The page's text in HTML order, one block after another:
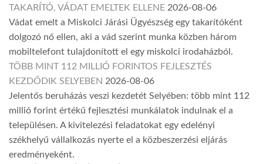
TAKARÍTÓ, VÁDAT EMELTEK ELLENE 2026-08-06
Vádat emelt a Miskolci Járási Ügyészség egy takarítóként
dolgozó nő ellen, aki a vád szerint munka közben három
mobiltelefont tulajdonított el egy miskolci irodaházból.
TÖBB MINT 112 MILLIÓ FORINTOS FEJLESZTÉS
KEZDŐDIK SELYEBEN 2026-08-06
Jelentős beruházás veszi kezdetét Selyében: több mint 112
millió forint értékű fejlesztési munkálatok indulnak el a
településen. A kivitelezési feladatokat egy edelényi
székhelyű vállalkozás nyerte el a közbeszerzési eljárás
eredményeként.